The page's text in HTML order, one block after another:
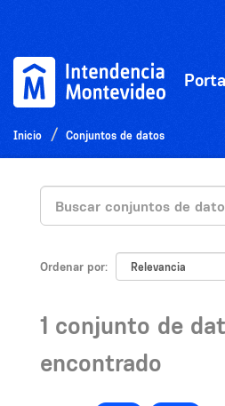
Inicio Conjuntos de datos
Ordenar por
1 conjunto de
encontrado